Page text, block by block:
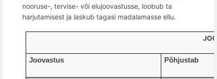
nooruse-, tervise- või elujoovastusse, loobub ta
harjutamisest ja laskub tagasi madalamasse ellu.
Joovastus Põhjustab